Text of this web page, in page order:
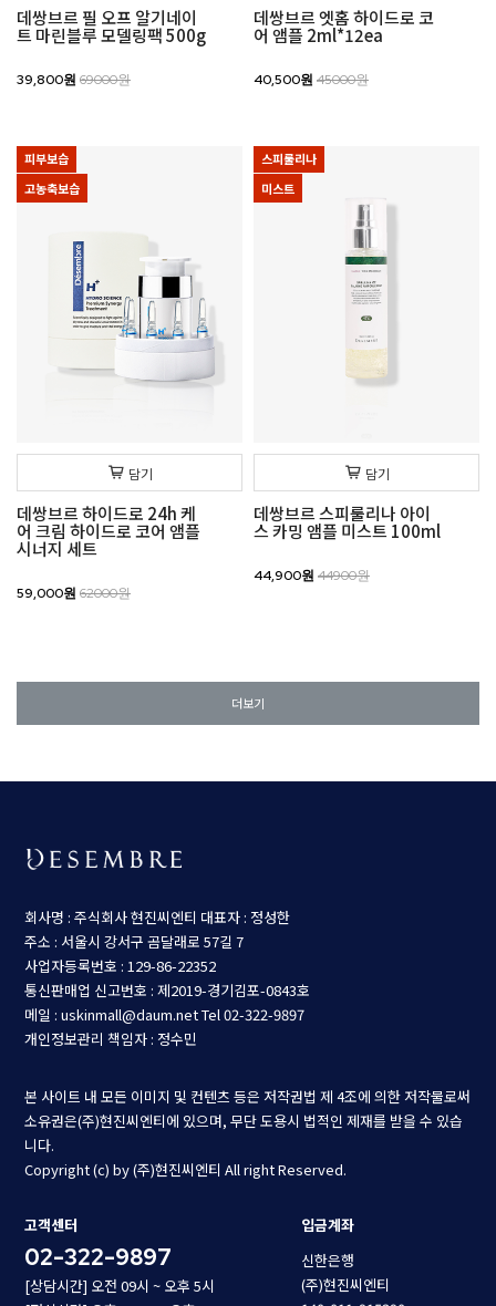
데쌍브르 필 오프 알기네이
트 마린블루 모델링팩 500g
39,800원 69000원
데쌍브르 엣홈 하이드로 코
어 앰플 2ml*12ea
40,500원 45000원
피부보습
고농축보습
담기
데쌍브르 하이드로 24h 케
어 크림 하이드로 코어 앰플
시너지 세트
59,000원 62000원
스피룰리나
미스트
담기
데쌍브르 스피룰리나 아이
스 카밍 앰플 미스트 100ml
44,900원 44900원
더보기
회사명 : 주식회사 현진씨엔티 대표자 : 정성한
주소 : 서울시 강서구 곰달래로 57길 7
사업자등록번호 : 129-86-22352
통신판매업 신고번호 : 제2019-경기김포-0843호
메일 : uskinmall@daum.netTel 02-322-9897
개인정보관리 책임자 : 정수민
본 사이트 내 모든 이미지 및 컨텐츠 등은 저작권법 제 4조에 의한 저작물로써
소유권은(주)현진씨엔티에 있으며, 무단 도용시 법적인 제재를 받을 수 있습
니다.
Copyright (c) by (주)현진씨엔티 All right Reserved.
고객센터
02-322-9897
[상담시간] 오전 09시 ~ 오후 5시
입금계좌
신한은행
(주)현진씨엔티